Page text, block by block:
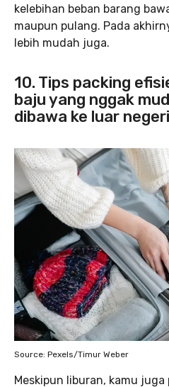
kelebihan beban barang
maupun pulang. Pada
lebih mudah juga.
10. Tips packing
baju yang nggak
dibawa ke luar negeri
Source: Pexels/Timur Weber
Meskipun liburan, kamu